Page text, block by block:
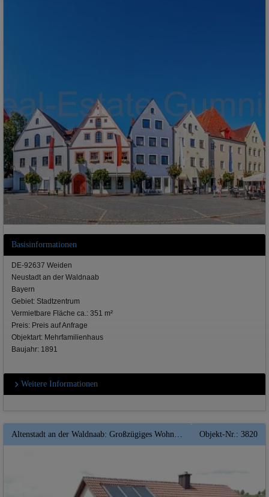
Basisinformationen
DE-92637 Weiden
Neustadt an der Waldnaab
Bayern
Gebiet: Stadtzentrum
Vermietbare Fläche ca.: 351 m²
Preis: Preis auf Anfrage
Objektart: Mehrfamilienhaus
Baujahr: 1891
Weitere Informationen
Altenstadt an der Waldnaab: Großzügiges Wohnhaus mit Balkon und weitläufigen Garten ** Kaminofen ** Wärmepumpe Objekt-Nr.: 3820